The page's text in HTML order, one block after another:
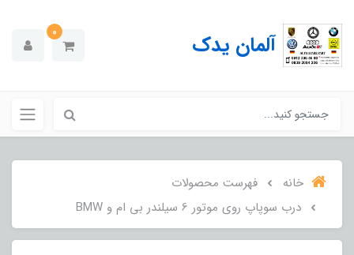
آلمان یدک 0
خانه
فهرست محصولات
درب سوپاپ روی موتور 6 سیلندر بی ام و BMW